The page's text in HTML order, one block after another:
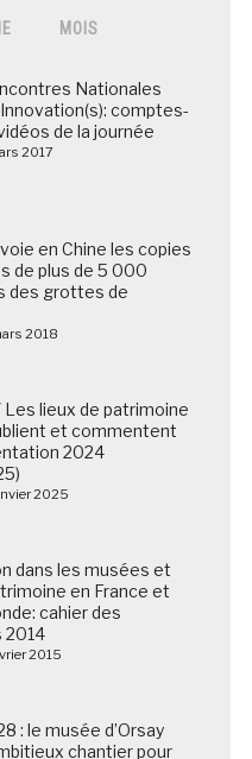
MOIS
Nationales
comptes-
de la journée
2017
en Chine les copies
de plus de 5 000
des grottes de
2018
Les lieux de patrimoine
et commentent
2024
2025
dans les musées et
en France et
cahier des
2014
2015
: le musée d’Orsay
chantier pour